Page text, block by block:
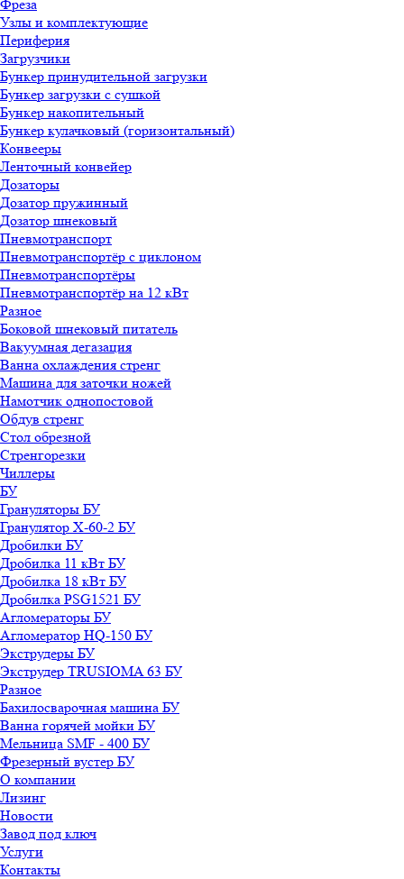
Фреза
Узлы и комплектующие
Периферия
Загрузчики
Бункер принудительной загрузки
Бункер загрузки с сушкой
Бункер накопительный
Бункер кулачковый (горизонтальный)
Конвееры
Ленточный конвейер
Дозаторы
Дозатор пружинный
Дозатор шнековый
Пневмотранспорт
Пневмотранспортёр с циклоном
Пневмотранспортёры
Пневмотранспортёр на 12 кВт
Разное
Боковой шнековый питатель
Вакуумная дегазация
Ванна охлаждения стренг
Машина для заточки ножей
Намотчик однопостовой
Обдув стренг
Стол обрезной
Стренгорезки
Чиллеры
БУ
Грануляторы БУ
Гранулятор X-60-2 БУ
Дробилки БУ
Дробилка 11 кВт БУ
Дробилка 18 кВт БУ
Дробилка PSG1521 БУ
Агломераторы БУ
Агломератор HQ-150 БУ
Экструдеры БУ
Экструдер TRUSIOMA 63 БУ
Разное
Бахилосварочная машина БУ
Ванна горячей мойки БУ
Мельница SMF - 400 БУ
Фрезерный вустер БУ
О компании
Лизинг
Новости
Завод под ключ
Услуги
Контакты